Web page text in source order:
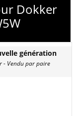
Dokker
génération
- Vendu par paire